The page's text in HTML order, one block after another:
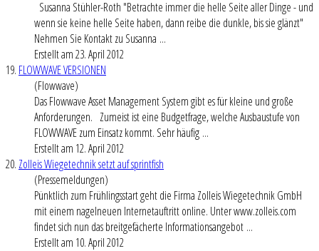
Susanna Stühler-Roth "Betrachte immer die helle Seite aller Dinge - und
wenn sie keine helle Seite haben, dann reibe die dunkle, bis sie glänzt"
Nehmen Sie Kontakt zu Susanna ...
Erstellt am 23. April 2012
19. FLOWWAVE VERSIONEN
(Flowwave)
Das Flowwave Asset Management System gibt es für kleine und große
Anforderungen. Zumeist ist eine Budgetfrage, welche Ausbaustufe von
FLOWWAVE zum Einsatz kommt. Sehr häufig ...
Erstellt am 12. April 2012
20. Zolleis Wiegetechnik setzt auf sprintfish
(Pressemeldungen)
Pünktlich zum Frühlingsstart geht die Firma Zolleis Wiegetechnik GmbH
mit einem nagelneuen Internetauftritt online. Unter www.zolleis.com
findet sich nun das breitgefächerte Informationsangebot ...
Erstellt am 10. April 2012